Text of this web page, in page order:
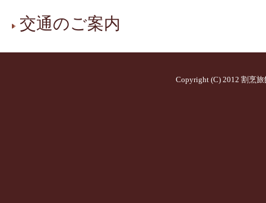
交通のご案内
Copyright (C) 2012 割烹